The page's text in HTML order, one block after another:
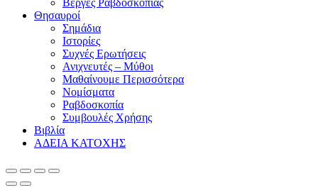
Βέργες Ραβδοσκοπίας
Θησαυροί
Σημάδια
Ιστορίες
Συχνές Ερωτήσεις
Ανιχνευτές – Μύθοι
Μαθαίνουμε Περισσότερα
Νομίσματα
Ραβδοσκοπία
Συμβουλές Χρήσης
Βιβλία
ΑΔΕΙΑ ΚΑΤΟΧΗΣ